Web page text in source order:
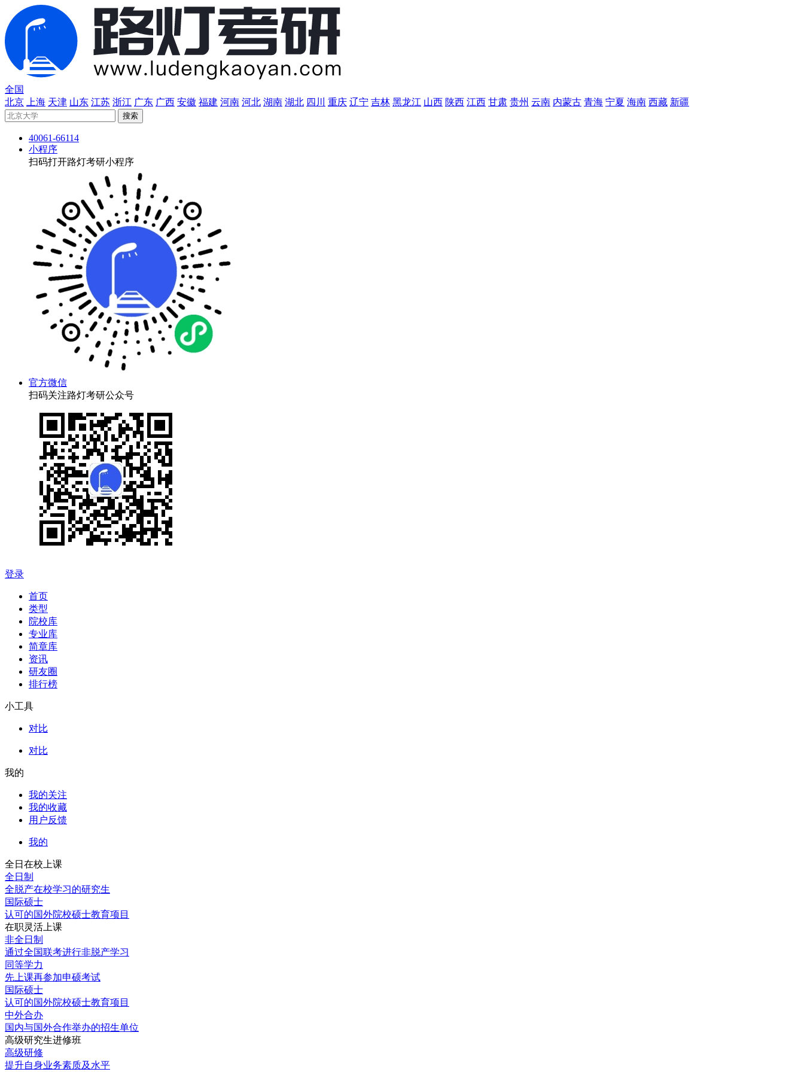
全国
北京
上海 天津 山东 江苏 浙江 广东 广西 安徽 福建 河南 河北 湖南 湖北 四川 重庆 辽宁 吉林 黑龙江 山西 陕西 江西 甘肃 贵州 云南 内蒙古 青海 宁夏 海南 西藏 新疆
40061-66114
小程序
扫码打开路灯考研小程序
官方微信
扫码关注路灯考研公众号
登录
首页
类型
院校库
专业库
简章库
资讯
研友圈
排行榜
小工具
对比
对比
我的
我的关注
我的收藏
用户反馈
我的
全日在校上课
全日制
全脱产在校学习的研究生
国际硕士
认可的国外院校硕士教育项目
在职灵活上课
非全日制
通过全国联考进行非脱产学习
同等学力
先上课再参加申硕考试
国际硕士
认可的国外院校硕士教育项目
中外合办
国内与国外合作举办的招生单位
高级研究生进修班
高级研修
提升自身业务素质及水平